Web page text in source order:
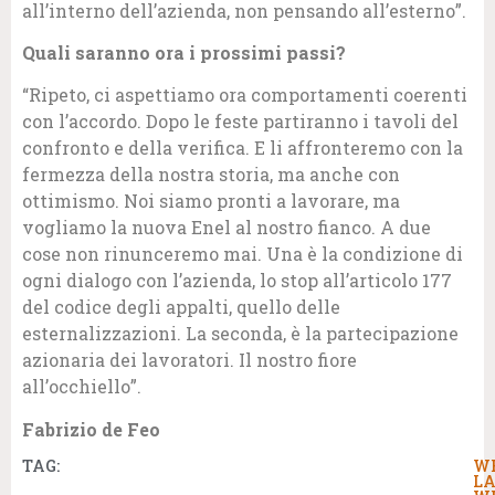
all’interno dell’azienda, non pensando all’esterno”.
Quali saranno ora i prossimi passi?
“Ripeto, ci aspettiamo ora comportamenti coerenti
con l’accordo. Dopo le feste partiranno i tavoli del
confronto e della verifica. E li affronteremo con la
fermezza della nostra storia, ma anche con
ottimismo. Noi siamo pronti a lavorare, ma
vogliamo la nuova Enel al nostro fianco. A due
cose non rinunceremo mai. Una è la condizione di
ogni dialogo con l’azienda, lo stop all’articolo 177
del codice degli appalti, quello delle
esternalizzazioni. La seconda, è la partecipazione
azionaria dei lavoratori. Il nostro fiore
all’occhiello”.
Fabrizio de Feo
TAG: